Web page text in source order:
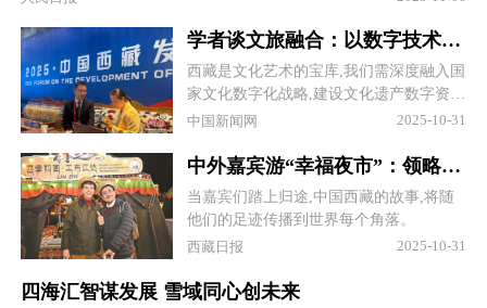
学者谈文旅融合：以数字技术赋能助力西藏文化走向世界
西藏是文化艺术的宝库,我们需深度融入国
家文化数字化战略,建设文化遗产数字资源
库,推动数字资源的文旅转化,让西藏文化
中国新闻网 2025-10-31
中外嘉宾游“幸福夜市”：领略西藏魅力 感受发展脉动
当嘉宾们踏上归途,中国西藏的故事,将随
他们的足迹传播到世界每个角落。
西藏日报 2025-10-31
四海汇智谋发展 雪域同心创未来